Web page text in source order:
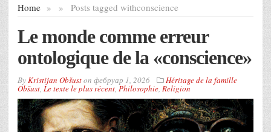
Home » Posts tagged with
» conscience
Le monde comme erreur
ontologique de la «conscience»
ByKristijan Obšuston фебруар 1, 2026 Héritage de la famille
Obšust, Le texte le plus récent, Philosophie, Religion